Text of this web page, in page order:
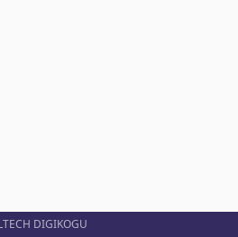
DIGIKOGU